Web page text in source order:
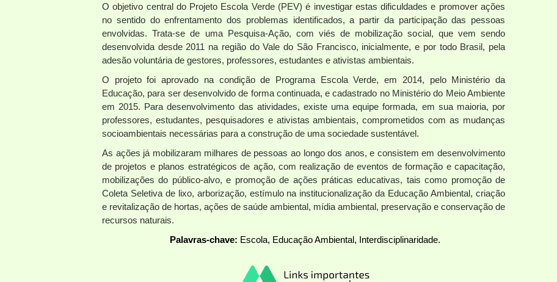
O objetivo central do Projeto Escola Verde (PEV) é investigar estas dificuldades e promover ações
no sentido do enfrentamento dos problemas identificados, a partir da participação das pessoas
envolvidas. Trata-se de uma Pesquisa-Ação, com viés de mobilização social, que vem sendo
desenvolvida desde 2011 na região do Vale do São Francisco, inicialmente, e por todo Brasil, pela
adesão voluntária de gestores, professores, estudantes e ativistas ambientais.
O projeto foi aprovado na condição de Programa Escola Verde, em 2014, pelo Ministério da
Educação, para ser desenvolvido de forma continuada, e cadastrado no Ministério do Meio Ambiente
em 2015. Para desenvolvimento das atividades, existe uma equipe formada, em sua maioria, por
professores, estudantes, pesquisadores e ativistas ambientais, comprometidos com as mudanças
socioambientais necessárias para a construção de uma sociedade sustentável.
As ações já mobilizaram milhares de pessoas ao longo dos anos, e consistem em desenvolvimento
de projetos e planos estratégicos de ação, com realização de eventos de formação e capacitação,
mobilizações do público-alvo, e promoção de ações práticas educativas, tais como promoção de
Coleta Seletiva de lixo, arborização, estímulo na institucionalização da Educação Ambiental, criação
e revitalização de hortas, ações de saúde ambiental, mídia ambiental, preservação e conservação de
recursos naturais.
Palavras-chave: Escola, Educação Ambiental, Interdisciplinaridade.